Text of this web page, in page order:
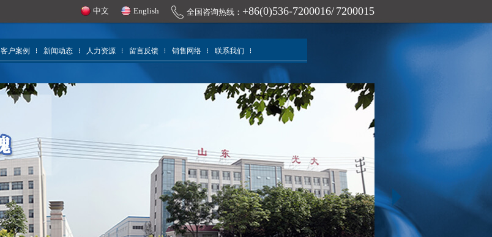
全国咨询热线： +86(0)536-7200016/ 7200015
English
中文
客户案例 新闻动态 人力资源 留言反馈 销售网络 联系我们